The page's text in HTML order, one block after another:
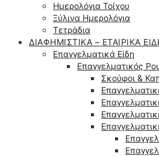
Ημερολόγια Τοίχου
Ξύλινα Ημερολόγια
Τετράδια
ΔΙΑΦΗΜΙΣΤΙΚΆ – ΕΤΑΙΡΙΚΆ
Επαγγελματικά Είδη
Επαγγελματικός
Σκούφοι &